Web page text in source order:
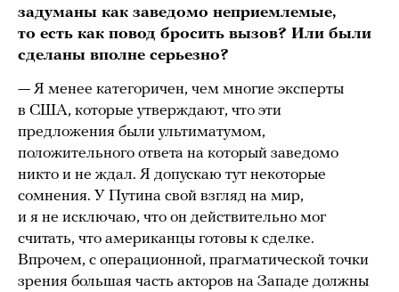
задуманы как заведомо неприемлемые,
то есть как повод бросить вызов? Или были
сделаны вполне серьезно?
— Я менее категоричен, чем многие эксперты
в США, которые утверждают, что эти
предложения были ультиматумом,
положительного ответа на который заведомо
никто и не ждал. Я допускаю тут некоторые
сомнения. У Путина свой взгляд на мир,
и я не исключаю, что он действительно мог
считать, что американцы готовы к сделке.
Впрочем, с операционной, прагматической точки
зрения большая часть акторов на Западе должны